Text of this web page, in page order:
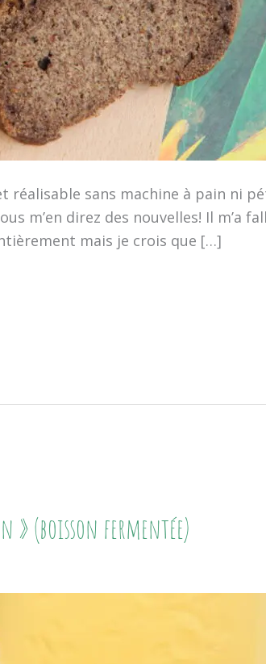
sans machine à pain ni
m’en direz des nouvelles! Il m’a
mais je crois que […]
» (boisson fermentée)